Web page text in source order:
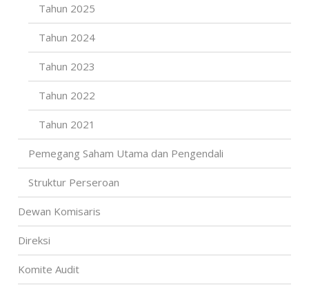
Tahun 2025
Tahun 2024
Tahun 2023
Tahun 2022
Tahun 2021
Pemegang Saham Utama dan Pengendali
Struktur Perseroan
Dewan Komisaris
Direksi
Komite Audit